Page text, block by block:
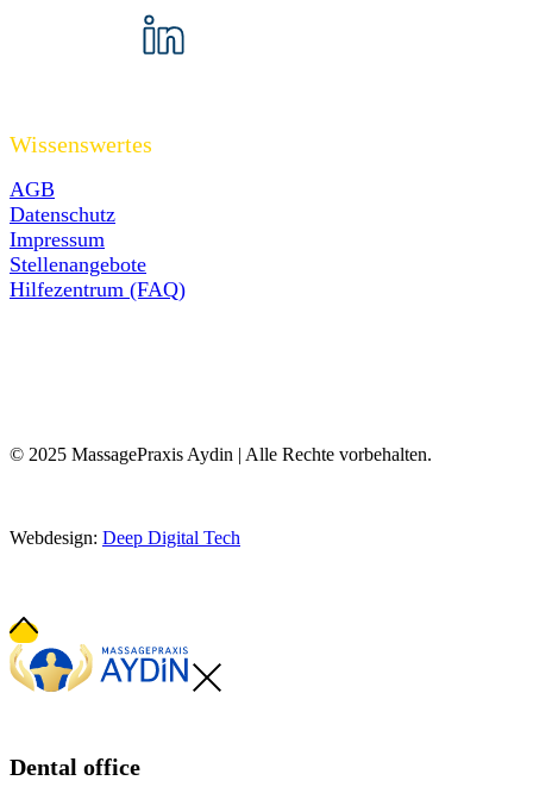
Wissenswertes
AGB
Datenschutz
Impressum
Stellenangebote
Hilfezentrum (FAQ)
© 2025 MassagePraxis Aydin | Alle Rechte vorbehalten.
Webdesign: Deep Digital Tech
Dental office